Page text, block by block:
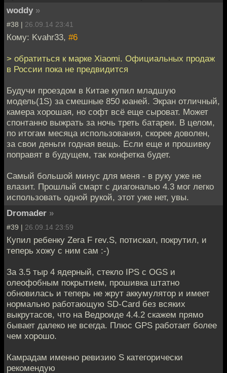
woddy »
#38 | 26.09.14 23:41
Кому: Kvahr33, #6
> обратиться к марке Xiaomi. Официальных продаж
в России пока не предвидится
Будучи проездом в Китае купил младшую
модель(1S) за смешные 850 юаней. Экран отличный,
камера хорошая, но софт всё еще сыроват. Может
спонтанно выжрать за ночь треть батареи. В целом,
по итогам месяца использования, скорее доволен,
за свои деньги годная вещь. Если еще и прошивку
поправят в будущем, так конфетка будет.
Самый большой минус для меня - в руку уже не
влазит. Прошлый смарт с диагональю 4.3 мог легко
использовать одной рукой, этот уже нет, увы.
Dromader »
#39 | 26.09.14 23:59
Купил ребенку Zera F rev.S, потискал, покрутил, и
теперь хожу с ним сам :-)
За 3.5 тыр 4 ядерный, стекло IPS c OGS и
олеофобным покрытием, прошивка штатно
обновилась и теперь не жрут аккумулятор и имеет
нормально работающую SD-Card без всяких
выкрутасов, что на Ведроиде 4.4.2 скажем прямо
бывает далеко не всегда. Плюс GPS работает более
чем хорошо.
Камрадам именно ревизию S категорически
рекомендую